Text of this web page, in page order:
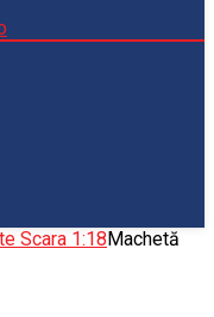
Scara 1:18Machetă